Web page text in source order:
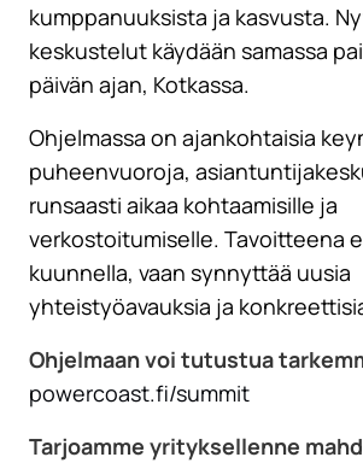
kumppanuuksista ja kasvusta.
keskustelut käydään samassa
päivän ajan, Kotkassa.
Ohjelmassa on ajankohtaisia
puheenvuoroja,
runsaasti aikaa kohtaamisille ja
verkostoitumiselle. Tavoitteena
kuunnella, vaan synnyttää uusia
yhteistyöavauksia ja
Ohjelmaan voi tutustua
powercoast.fi/summit
Tarjoamme yrityksellenne